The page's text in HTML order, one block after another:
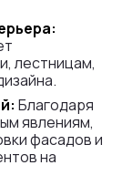
лестницам,
Благодаря
явлениям,
фасадов и
на